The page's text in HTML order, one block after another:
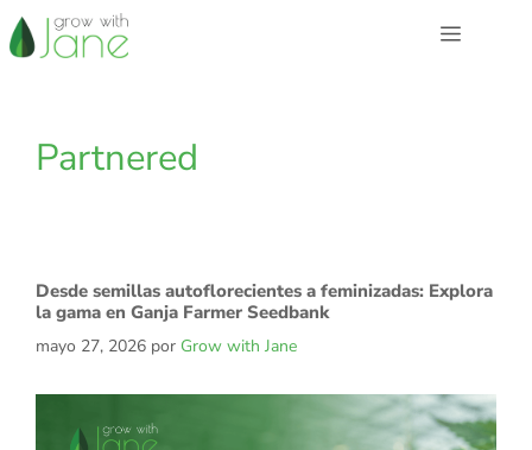
Saltar
al
Menú
Partnered
Desde semillas autoflorecientes a feminizadas: Explora
la gama en Ganja Farmer Seedbank
mayo 27, 2026 por Grow with Jane